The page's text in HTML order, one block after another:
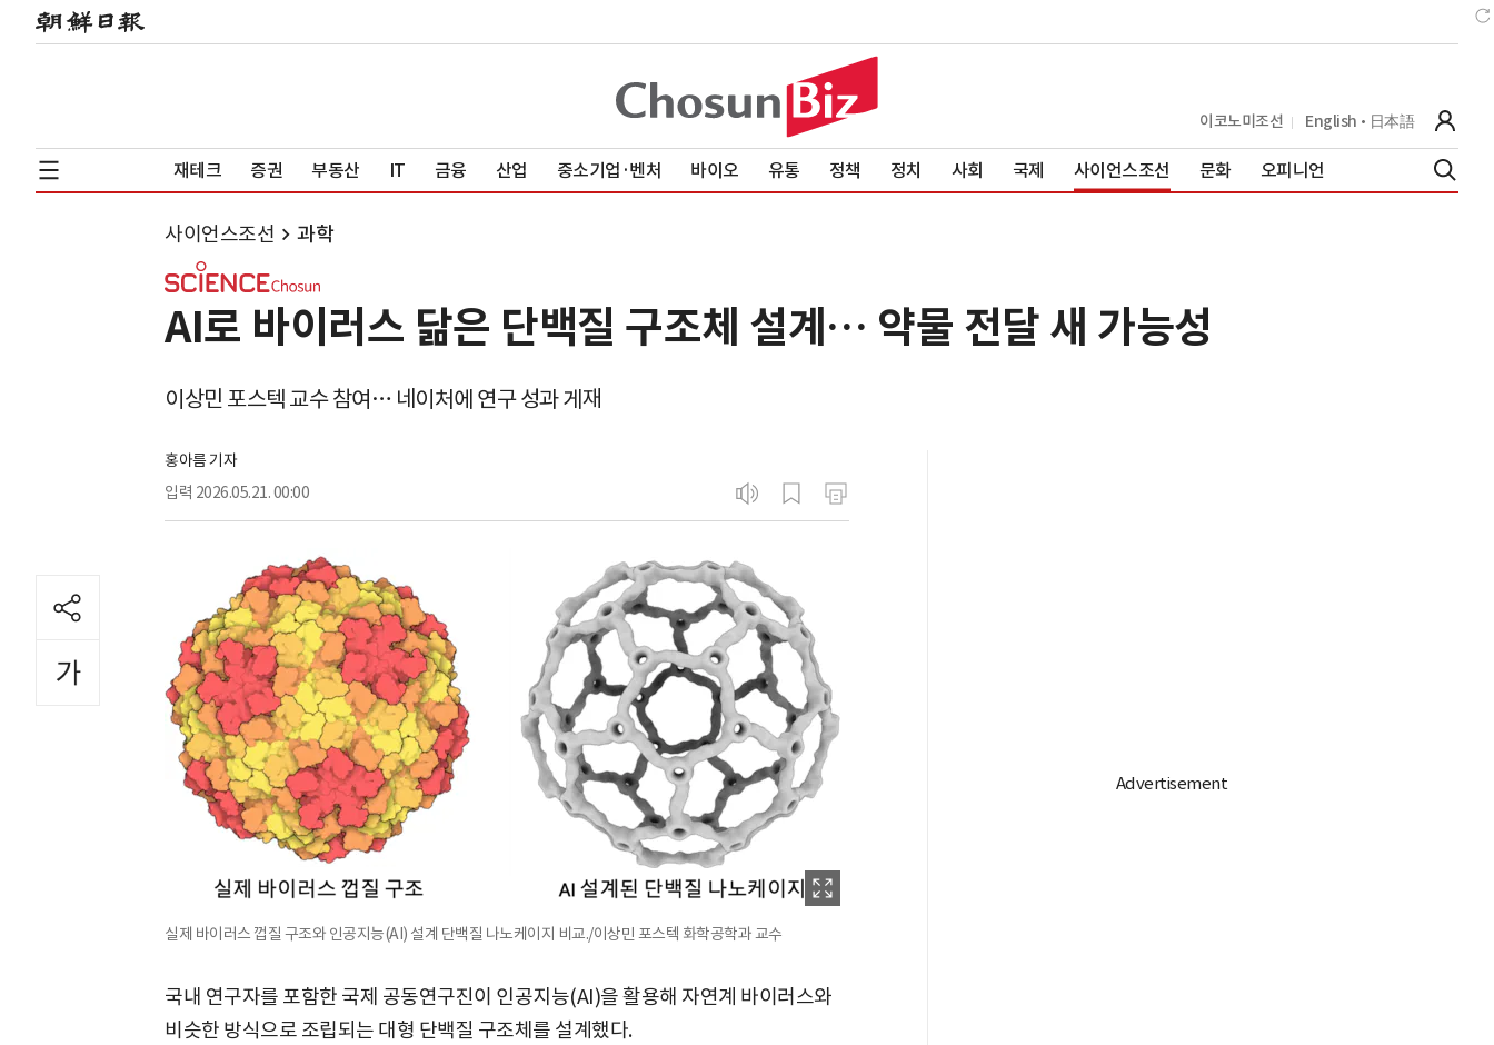
이코노미조선 English 日本語
재테크 증권 부동산 IT 금융 산업 중소기업·벤처 바이오 유통 정책 정치 사회 국제 사이언스조선 문화 오피니언
사이언스조선 과학
AI로 바이러스 닮은 단백질 구조체 설계… 약물 전달 새 가능성
이상민 포스텍 교수 참여… 네이처에 연구 성과 게재
홍아름 기자
입력 2026.05.21. 00:00
실제 바이러스 껍질 구조와 인공지능(AI) 설계 단백질 나노케이지 비교./이상민 포스텍 화학공학과 교수
국내 연구자를 포함한 국제 공동연구진이 인공지능(AI)을 활용해 자연계 바이러스와
비슷한 방식으로 조립되는 대형 단백질 구조체를 설계했다.